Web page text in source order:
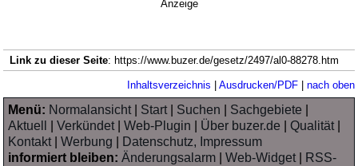
Anzeige
Link zu dieser Seite: https://www.buzer.de/gesetz/2497/al0-88278.htm
Inhaltsverzeichnis | Ausdrucken/PDF| nach oben
Menü: Normalansicht| Start| Suchen Sachgebiete
Aktuell
|Verkündet|Web-Plugin Über buzer.de |Qualität|
Kontakt|Werbung
Datenschutz, Impressum
informiert bleiben: Änderungsalarm |Web-Widget| RSS-